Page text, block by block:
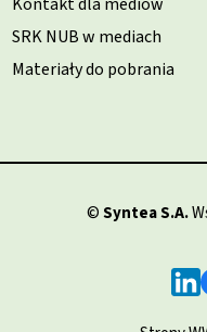
SRK NUB w mediach
Materiały do pobrania
©Syntea S.A.